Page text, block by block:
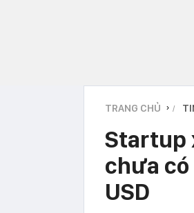
TRANG CHỦ ›
Startup
chưa
USD